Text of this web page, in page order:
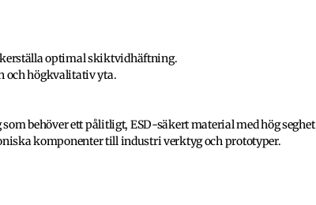
optimal skiktvidhäftning.
och högkvalitativ yta.
behöver ett pålitligt, ESD-säkert material med hög seghet
komponenter till industri verktyg och prototyper.